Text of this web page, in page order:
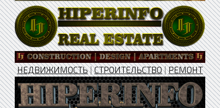
НЕДВИЖИМОСТЬ|СТРОИТЕЛЬСТВО|РЕМОНТ